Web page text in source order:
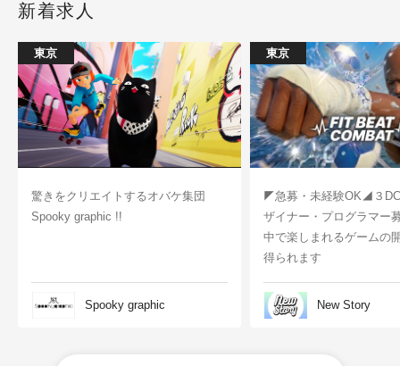
新着求人
東京
驚きをクリエイトするオバケ集団
Spooky graphic !!
Spooky graphic
東京
◤急募・未経験OK◢３
ザイナー・プログラマー
中で楽しまれるゲームの
得られます
New Story